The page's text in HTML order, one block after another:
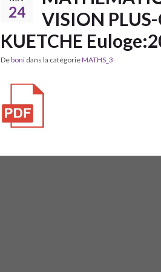
24
VISION
KUETCHE
Deboni dans la catégorieMATHS_3